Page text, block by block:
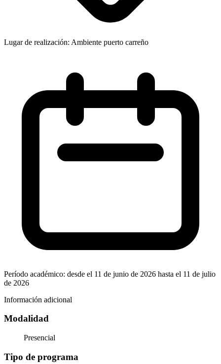
Lugar de realización: Ambiente puerto carreño
Período académico: desde el 11 de junio de 2026 hasta el 11 de julio
de 2026
Información adicional
Modalidad
Presencial
Tipo de programa